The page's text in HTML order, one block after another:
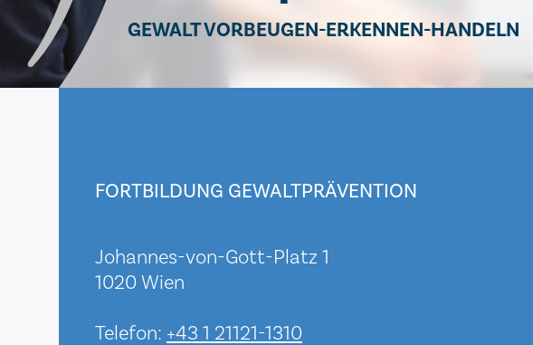
GEWALT VORBEUGEN-ERKENNEN-HANDELN
FORTBILDUNG GEWALTPRÄVENTION
Johannes-von-Gott-Platz 1
1020 Wien
Telefon: +43 1 21121-1310